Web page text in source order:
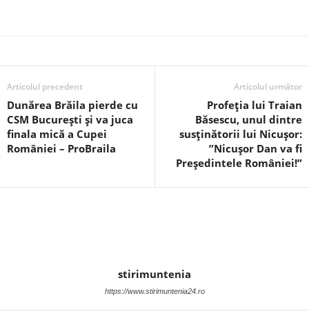
Articolul precedent
Dunărea Brăila pierde cu
CSM București și va juca
finala mică a Cupei
României – ProBraila
Articolul următor
Profeția lui Traian
Băsescu, unul dintre
susținătorii lui Nicușor:
”Nicuşor Dan va fi
Preşedintele României!”
stirimuntenia
https://www.stirimuntenia24.ro